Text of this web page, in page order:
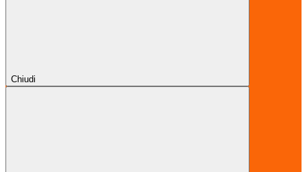
Chiudi